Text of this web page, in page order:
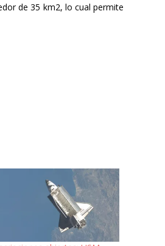
de 35 km2, lo cual permite